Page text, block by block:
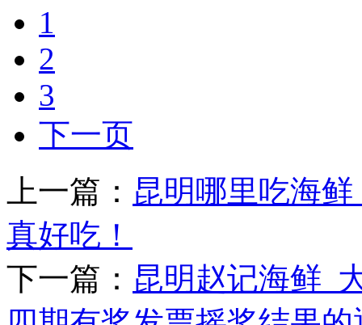
1
2
3
下一页
上一篇： 昆明哪里吃海
真好吃！
下一篇： 昆明赵记海鲜_